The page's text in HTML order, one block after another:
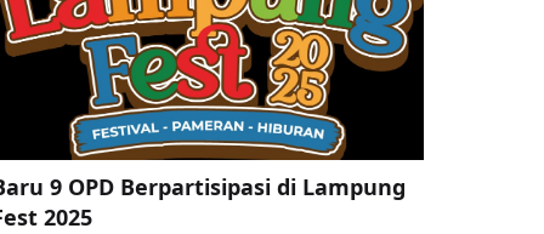
9 OPD Berpartisipasi di Lampung
2025